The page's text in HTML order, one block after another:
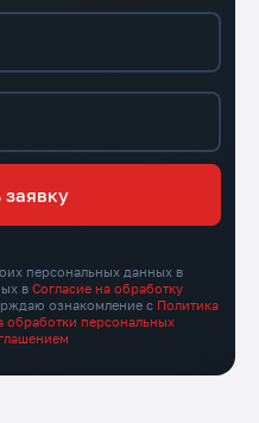
заявку
персональных данных в
в Согласие на обработку
ознакомление с Политика
обработки персональных